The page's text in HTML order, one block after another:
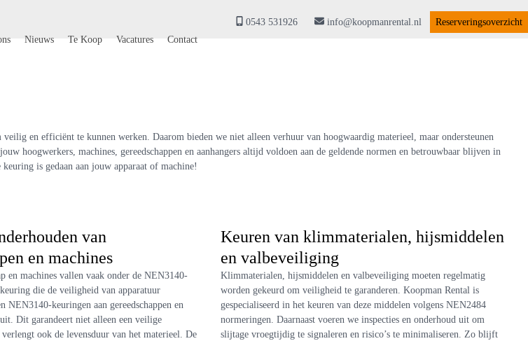
0543 531926 info@koopmanrental.nl
Reserveringsoverzicht
Nieuws Te Koop Vacatures Contact
en efficiënt te kunnen werken. Daarom bieden we niet alleen verhuur van hoogwaardig materieel, maar ondersteunen
hoogwerkers, machines, gereedschappen en aanhangers altijd voldoen aan de geldende normen en betrouwbaar blijven in
is gedaan aan jouw apparaat of machine!
van
en machines
en machines vallen vaak onder de NEN3140-
die de veiligheid van apparatuur
NEN3140-keuringen aan gereedschappen en
Dit garandeert niet alleen een veilige
ook de levensduur van het materieel. De
Keuren van klimmaterialen, hijsmiddelen
en valbeveiliging
Klimmaterialen, hijsmiddelen en valbeveiliging moeten regelmatig
worden gekeurd om veiligheid te garanderen. Koopman Rental is
gespecialiseerd in het keuren van deze middelen volgens NEN2484
normeringen. Daarnaast voeren we inspecties en onderhoud uit om
slijtage vroegtijdig te signaleren en risico’s te minimaliseren. Zo blijft